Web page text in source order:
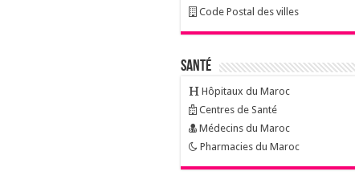
Code Postal des villes
Santé
Hôpitaux du Maroc
Centres de Santé
Médecins du Maroc
Pharmacies du Maroc